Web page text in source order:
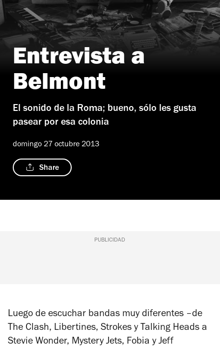
Entrevista a
Belmont
El sonido de la Roma; bueno, sólo les gusta
pasear por esa colonia
domingo 27 octubre 2013
Share
PUBLICIDAD
Luego de escuchar bandas muy diferentes –de
The Clash, Libertines, Strokes y Talking Heads a
Stevie Wonder, Mystery Jets, Fobia y Jeff